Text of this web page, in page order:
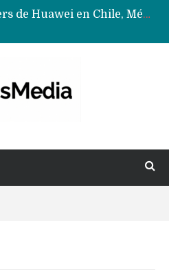
Data Centers de Huawei en Chile, México, Brasil,Perú y Argentina podrían verse afectados por arremetida de EE.UU